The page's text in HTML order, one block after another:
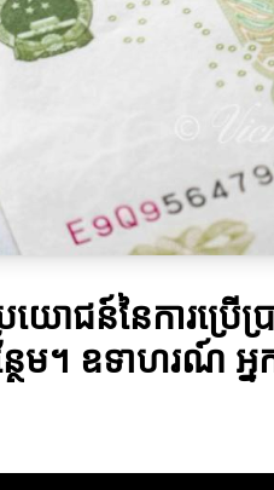
ន៍នៃការប្រើប្រ
ឧទាហរណ៍ អ្នកអា